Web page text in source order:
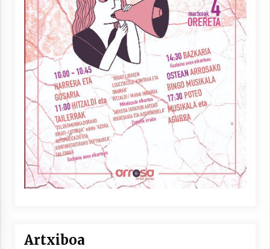
Artxiboa